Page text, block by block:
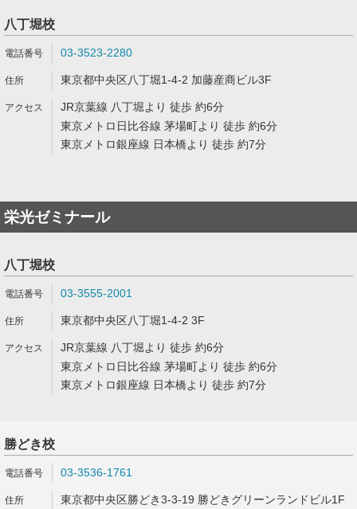
八丁堀校
03-3523-2280
東京都中央区八丁堀1-4-2 加藤産商ビル3F
JR京葉線 八丁堀より 徒歩 約6分
東京メトロ日比谷線 茅場町より 徒歩 約6分
東京メトロ銀座線 日本橋より 徒歩 約7分
栄光ゼミナール
八丁堀校
03-3555-2001
東京都中央区八丁堀1-4-2 3F
JR京葉線 八丁堀より 徒歩 約6分
東京メトロ日比谷線 茅場町より 徒歩 約6分
東京メトロ銀座線 日本橋より 徒歩 約7分
勝どき校
03-3536-1761
東京都中央区勝どき3-3-19 勝どきグリーンランドビル1F